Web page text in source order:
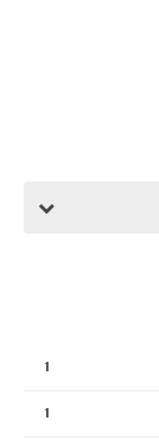
1
1